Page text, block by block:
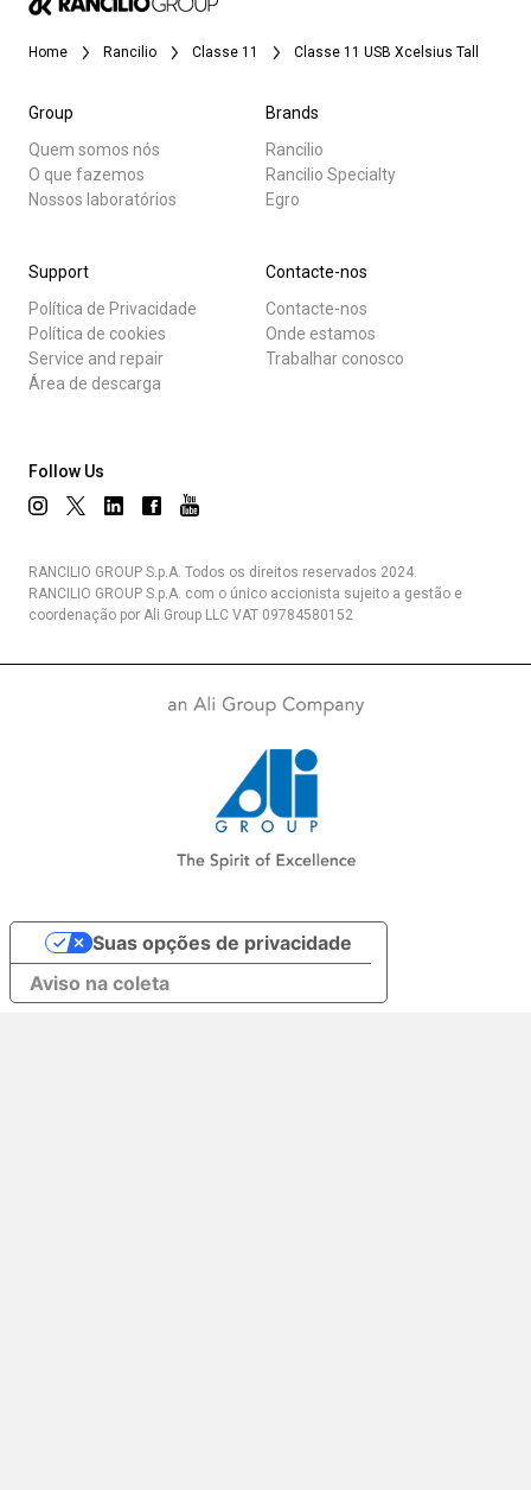
Home Rancilio Classe 11 Classe 11 USB Xcelsius Tall
Group
Quem somos nós
O que fazemos
Nossos laboratórios
Brands
Rancilio
Rancilio Specialty
Egro
Support
Política de Privacidade
Política de cookies
Service and repair
Área de descarga
Contacte-nos
Contacte-nos
Onde estamos
Trabalhar conosco
Follow Us
RANCILIO GROUP S.p.A. Todos os direitos reservados 2024.
RANCILIO GROUP S.p.A. com o único accionista sujeito a gestão e
coordenação por Ali Group LLC VAT 09784580152
Aviso na coleta
Suas opções de privacidade